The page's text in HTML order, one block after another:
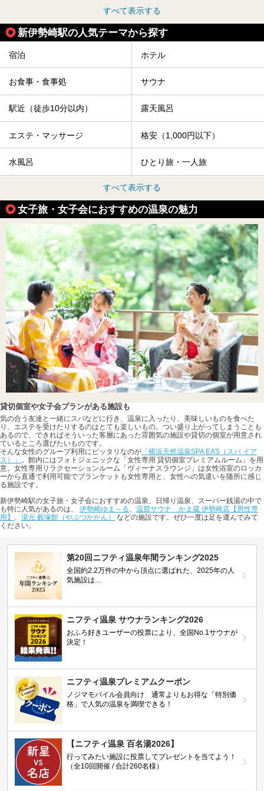
すべて表示する
新伊勢崎駅の人気テーマから探す
宿泊 ホテル
お食事・食事処 サウナ
駅近（徒歩10分以内） 露天風呂
エステ・マッサージ 格安（1,000円以下）
水風呂 ひとり旅・一人旅
すべて表示する
女子旅・女子会におすすめの温泉の魅力
貸切個室や女子会プランがある施設も
気の合う友達と一緒にスパなどに行き、温泉に入ったり、美味しいものを食べた
り、エステを受けたりするのはとても楽しいもの。つい盛り上がってしまうことも
あるので、できればそういった客層にあった雰囲気の施設や貸切の個室が用意され
ているところ選びたいものです。
そんな女性のグループ利用にピッタリなのが 「横浜天然温泉SPA EAS（スパ イア
ス）」 。館内にはフォトジェニックな「女性専用 貸切個室プレミアムルーム」を用
意。女性専用リラクセーションルーム「ヴィーナスラウンジ」は女性浴室のロッカ
ーから直通で利用可能でブランケットも女性専用と、女性への気遣いを随所に感じ
る施設です。
新伊勢崎駅の女子旅・女子会におすすめの温泉、日帰り温泉、スーパー銭湯の中で
も特に人気があるのは、 伊勢崎ゆま～る、 温窟サウナ かま蔵 伊勢崎店【男性専
用】 、 湯元 藪塚館（やぶづかかん）
などの施設です。ぜひ一度は足を運んでみて
ください。
第20回ニフティ温泉年間ランキング2025
全国約2.2万件の中から頂点に選ばれた、2025年の人
気施設は…
ニフティ温泉 サウナランキング2026
おふろ好きユーザーの投票により、全国No.1サウナが
決定！
ニフティ温泉プレミアムクーポン
ノジマモバイル会員向け 通常よりもお得な「特別価
格」で人気の温泉を満喫できる！
【ニフティ温泉 百名湯2026】
行ってみたい施設に投票してプレゼントを当てよう！
（全10回開催 / 合計260名様）